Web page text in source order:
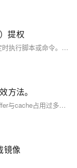
提权
在Linux系统中，计划任务（Cron Jobs）常用于定时执行脚本或命令。若配置不当，攻击者可利用其提权至root权限。常见漏洞包括可写的Cron脚本、目录、通配符注入及PATH变量劫持。攻击者通过修改脚本、创建恶意任务或注入命令实现提权。系统管理员应遵循最小权限原则、使用绝对路径、避免通配符、设置安全PATH并定期审计，以防范此类攻击。
方法。
总结而言，在大多数情形下你不必担心Linux中buffer与cache占用过多内存在影响到其他程序运行；因为当程序请求更多内存在没有足够可用资源时,Linux会自行调整其占有量。只有当你明确知道当前环境与需求并希望立即回收这部分资源给即将运行重负载任务之前才考虑上述方法去主动干预。
镜像